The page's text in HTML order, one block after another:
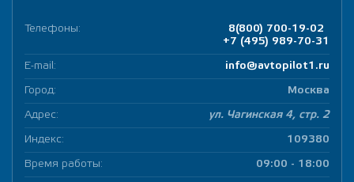
Телефоны:
8(800) 700-19-02
+7 (495) 989-70-31
E-mail: info@avtopilot1.ru
Город: Москва
Адрес: ул. Чагинская 4, стр. 2
Индекс: 109380
Время работы: 09:00 - 18:00